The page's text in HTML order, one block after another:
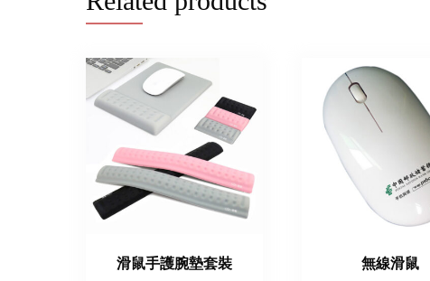
滑鼠手護腕墊套裝 無線滑鼠